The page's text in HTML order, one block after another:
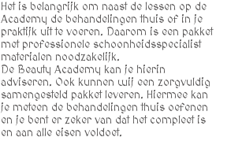
Het is belangrijk om naast de lessen op de
Academy de behandelingen thuis of in je
praktijk uit te voeren. Daarom is een pakket
met professionele schoonheidsspecialist
materialen noodzakelijk.
De Beauty Academy kan je hierin
adviseren. Ook kunnen wij een zorgvuldig
samengesteld pakket leveren. Hiermee kan
je meteen de behandelingen thuis oefenen
en je bent er zeker van dat het compleet is
en aan alle eisen voldoet.